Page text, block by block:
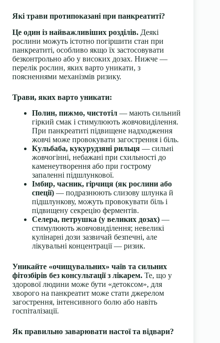
Які трави протипоказані при панкреатиті?
Це один із найважливіших розділів. Деякі
рослини можуть істотно погіршити стан при
панкреатиті, особливо якщо їх застосовувати
безконтрольно або у високих дозах. Нижче —
перелік рослин, яких варто уникати, з
поясненнями механізмів ризику.
Трави, яких варто уникати:
Полин, пижмо, чистотіл — мають сильний
гіркий смак і стимулюють жовчовиділення.
При панкреатиті підвищене надходження
жовчі може провокувати загострення і біль.
Кульбаба, кукурудзяні рильця — сильні
жовчогінні, небажані при схильності до
каменеутворення або при гострому
запаленні підшлункової.
Імбир, часник, гірчиця (як рослини або
спеції) — подразнюють слизову шлунка й
підшлункову, можуть провокувати біль і
підвищену секрецію ферментів.
Селера, петрушка (у великих дозах) —
стимулюють жовчовиділення; невеликі
кулінарні дози зазвичай безпечні, але
лікувальні концентрації — ризик.
Уникайте «очищувальних» чаїв та сильних
фітозбірів без консультації з лікарем. Те, що у
здорової людини може бути «детоксом», для
хворого на панкреатит може стати джерелом
загострення, інтенсивного болю або навіть
госпіталізації.
Як правильно заварювати настої та відвари?